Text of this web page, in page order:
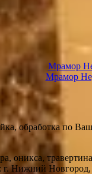
Мрамор
Мрамор
обработка по
оникса,
Нижний